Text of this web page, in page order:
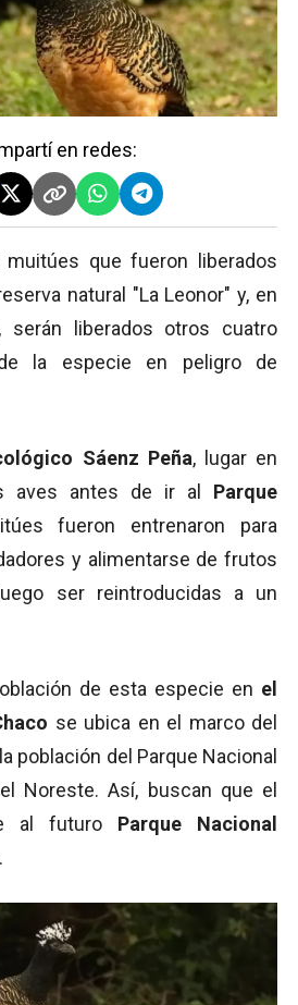
en redes:
que fueron liberados
natural "La Leonor" y, en
serán liberados otros cuatro
la especie en peligro de
Sáenz Peña, lugar en
aves antes de ir al Parque
fueron entrenaron para
y alimentarse de frutos
ser reintroducidas a un
de esta especie en el
se ubica en el marco del
población del Parque Nacional
Noreste. Así, buscan que el
al futuro Parque Nacional
.